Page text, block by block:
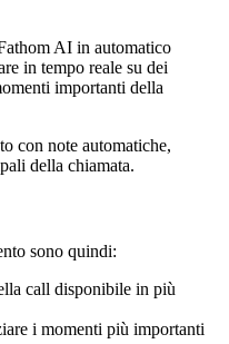
AI in automatico
in tempo reale su dei
importanti della
con note automatiche,
della chiamata.
sono quindi:
call disponibile in più
i momenti più importanti